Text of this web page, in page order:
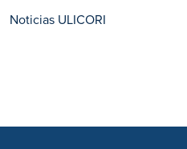
Noticias ULICORI